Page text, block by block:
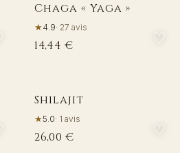
Chaga « Yaga »
★4.9· 27 avis
14,44 € ♡
Shilajit
★5.0· 1 avis
26,00 € ♡